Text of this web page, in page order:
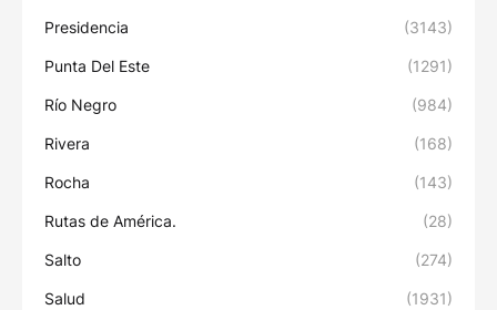
Presidencia (3143)
Punta Del Este (1291)
Río Negro (984)
Rivera (168)
Rocha (143)
Rutas de América. (28)
Salto (274)
Salud (1931)